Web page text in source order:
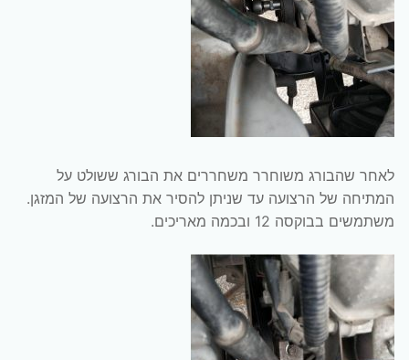
לאחר שהבורג משוחרר משחררים את הבורג ששולט על
המתיחה של הרצועה עד שניתן להסיר את הרצועה של המזגן.
משתמשים בבוקסה 12 ובכמה מאריכים.